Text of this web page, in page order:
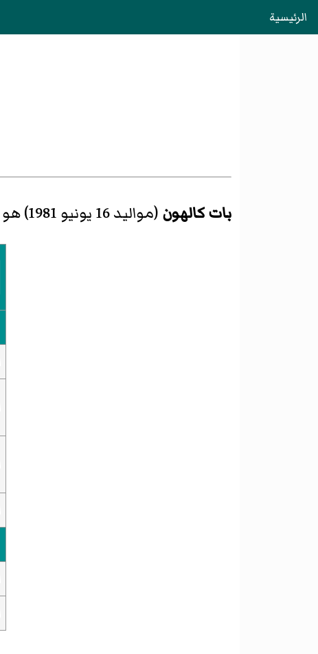
الرئيسية
بات كالهون (مواليد 16 يونيو 1981) هو